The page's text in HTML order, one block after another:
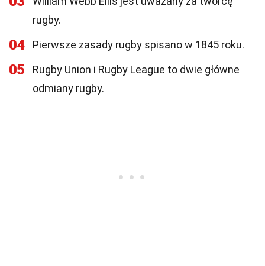
rugby.
04 Pierwsze zasady rugby spisano w 1845 roku.
05
Rugby Union i Rugby League to dwie główne
odmiany rugby.